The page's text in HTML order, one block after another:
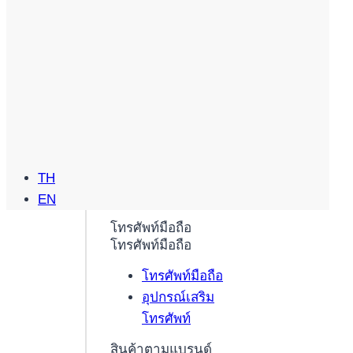
โทรศัพท์มือถือ
โทรศัพท์มือถือ
โทรศัพท์มือถือ
อุปกรณ์เสริม
โทรศัพท์
สินค้าตามแบรนด์
TH
EN